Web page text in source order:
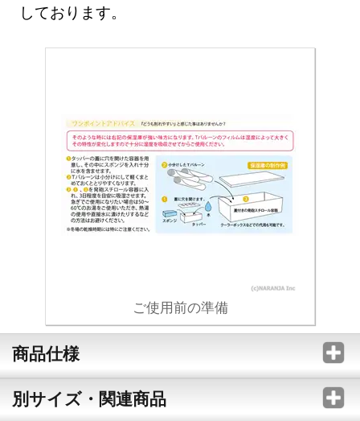
しております。
ご使用前の準備
商品仕様
別サイズ・関連商品